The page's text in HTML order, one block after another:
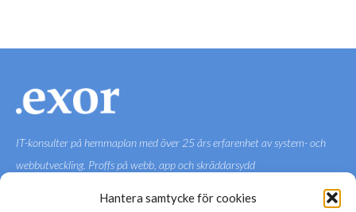
Hantera samtycke för cookies
IT-konsulter på hemmaplan med över 25 års erfarenhet av system- och
webbutveckling. Proffs på webb, app och skräddarsydd